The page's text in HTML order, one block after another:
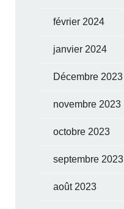
février 2024
janvier 2024
Décembre 2023
novembre 2023
octobre 2023
septembre 2023
août 2023